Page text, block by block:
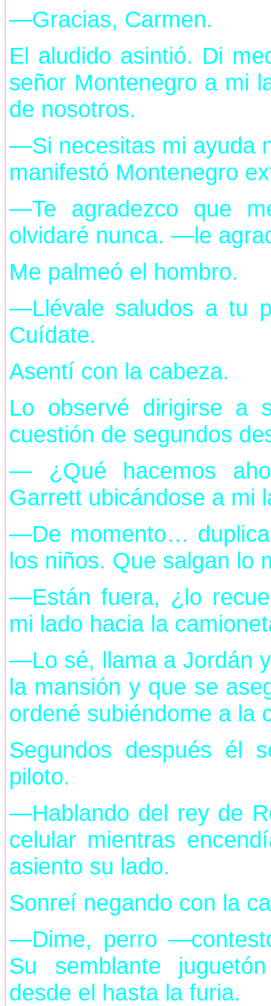
—Gracias, Carmen.
El aludido asintió. Di
señor Montenegro a mi
de nosotros.
—Si necesitas mi ayuda
manifestó Montenegro
—Te agradezco que
olvidaré nunca. —le
Me palmeó el hombro.
—Llévale saludos a tu
Cuídate.
Asentí con la cabeza.
Lo observé dirigirse a
cuestión de segundos
— ¿Qué hacemos
Garrett ubicándose a mi
—De momento…
los niños. Que salgan lo
—Están fuera, ¿lo
mi lado hacia la
—Lo sé, llama a Jordán
la mansión y que se
ordené subiéndome a la
Segundos después él
piloto.
—Hablando del rey de
celular mientras
asiento su lado.
Sonreí negando con la
—Dime, perro
Su semblante
desde el hasta la furia.